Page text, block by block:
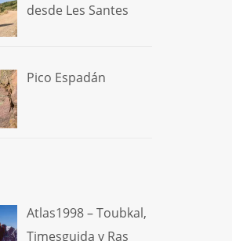
desde Les Santes
Pico Espadán
Atlas1998 – Toubkal,
Timesguida y Ras